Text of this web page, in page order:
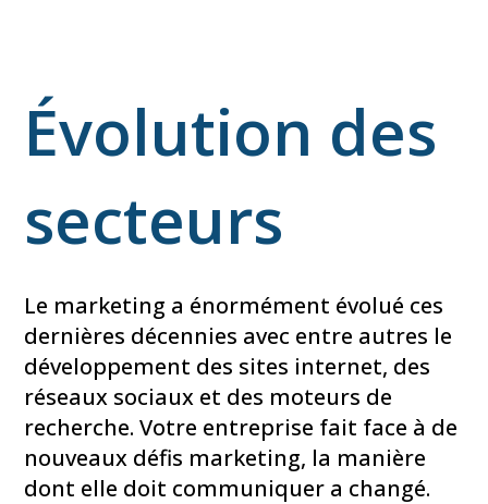
Évolution des
secteurs
Le marketing a énormément évolué ces
dernières décennies avec entre autres le
développement des sites internet, des
réseaux sociaux et des moteurs de
recherche. Votre entreprise fait face à de
nouveaux défis marketing, la manière
dont elle doit communiquer a changé.